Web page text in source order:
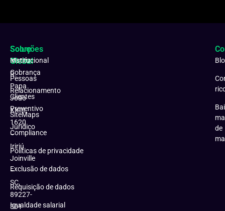
Matriz:
R.
Papa
João
XXIII,
1620
–
Iririú
Joinville
–
SC,
89227-
301
Soluções
Global
Cobrança
Relacionamento
Preventivo
Jurídico
Sobre
Institucional
Pessoas
Clientes
SiteMaps
Compliance
Políticas de privacidade
Exclusão de dados
Requisição de dados
Igualdade salarial
de